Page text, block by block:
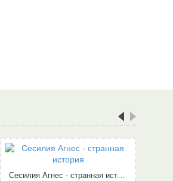
Сесилия Агнес - странная история